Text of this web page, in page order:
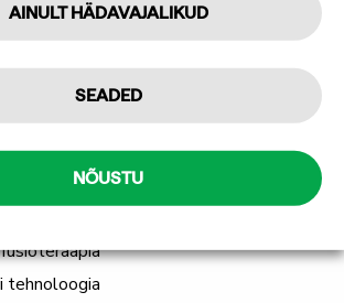
AINULT HÄDAVAJALIKUD
SEADED
NÕUSTU
kasutamiseks
tehnoloogia